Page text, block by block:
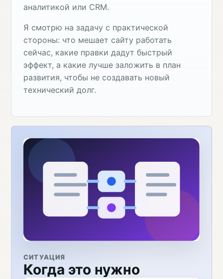
аналитикой или CRM.
Я смотрю на задачу с практической
стороны: что мешает сайту работать
сейчас, какие правки дадут быстрый
эффект, а какие лучше заложить в план
развития, чтобы не создавать новый
технический долг.
СИТУАЦИЯ
Когда это нужно